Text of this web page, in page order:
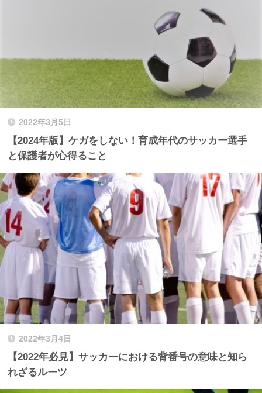
2022年3月5日
【2024年版】ケガをしない！育成年代のサッカー選手
と保護者が心得ること
2022年3月4日
【2022年必見】サッカーにおける背番号の意味と知ら
れざるルーツ